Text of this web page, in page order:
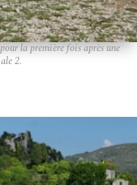
la première fois après une
2.